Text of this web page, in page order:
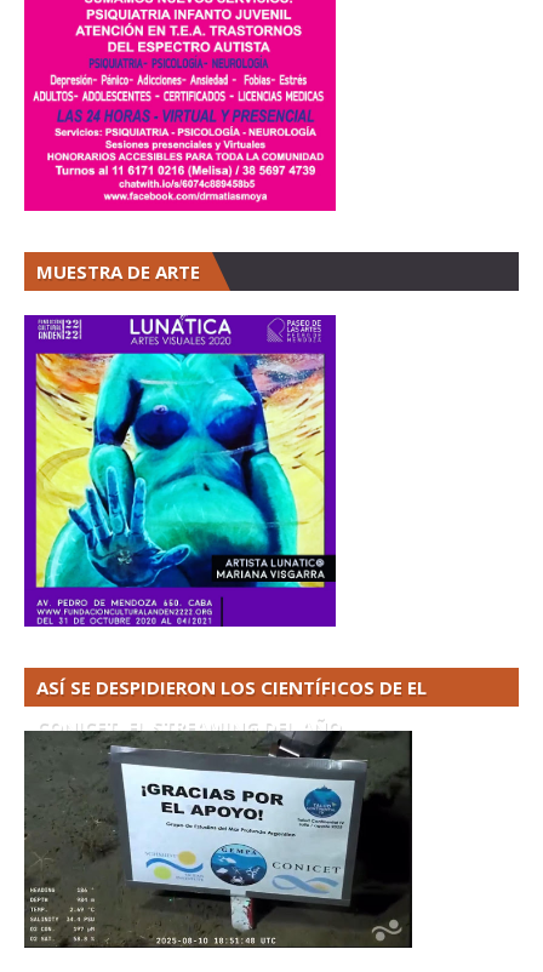
MUESTRA DE ARTE
ASÍ SE DESPIDIERON LOS CIENTÍFICOS DE EL
CONICET. EL STREAMING DEL AÑO